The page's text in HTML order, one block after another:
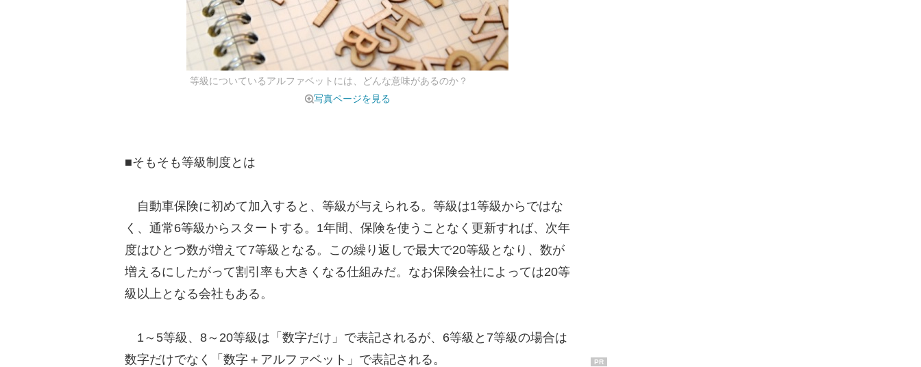
等級についているアルファベットには、どんな意味があるのか？
写真ページを見る
■そもそも等級制度とは
自動車保険に初めて加入すると、等級が与えられる。等級は1等級からではな
く、通常6等級からスタートする。1年間、保険を使うことなく更新すれば、次年
度はひとつ数が増えて7等級となる。この繰り返しで最大で20等級となり、数が
増えるにしたがって割引率も大きくなる仕組みだ。なお保険会社によっては20等
級以上となる会社もある。
1～5等級、8～20等級は「数字だけ」で表記されるが、6等級と7等級の場合は
数字だけでなく「数字＋アルファベット」で表記される。
PR